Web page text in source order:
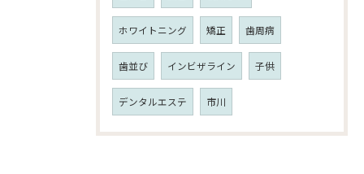
ホワイトニング 矯正 歯周病
歯並び インビザライン 子供
デンタルエステ 市川